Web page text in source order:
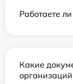
Работаете
Какие